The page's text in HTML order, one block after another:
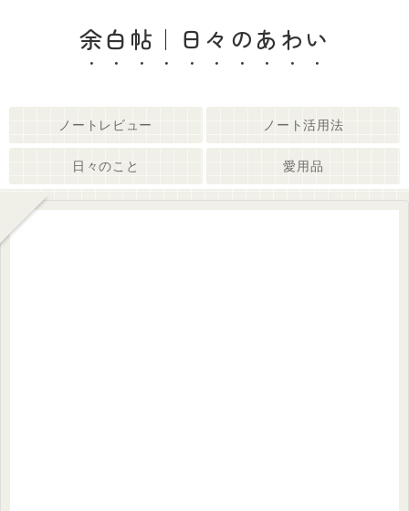
余白帖｜日々のあわい
ノートレビュー ノート活用法
日々のこと 愛用品